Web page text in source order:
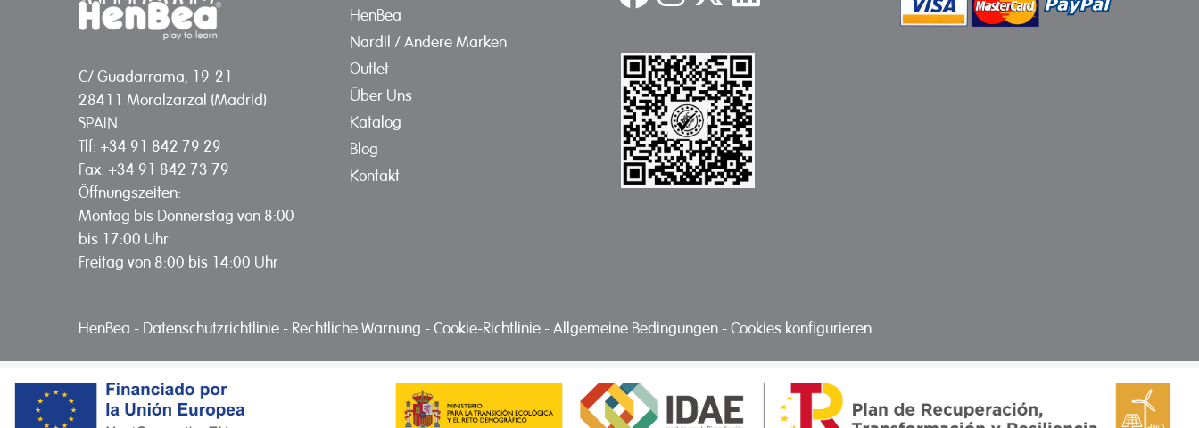
C/ Guadarrama, 19-21
28411 Moralzarzal (Madrid)
SPAIN
Tlf: +34 91 842 79 29
Fax: +34 91 842 73 79
Öffnungszeiten:
Montag bis Donnerstag von 8:00
bis 17:00 Uhr
Freitag von 8:00 bis 14:00 Uhr
HenBea
Nardil / Andere Marken
Outlet
Über Uns
Katalog
Blog
Kontakt
HenBea - Datenschutzrichtlinie - Rechtliche Warnung -Cookie-Richtlinie -Allgemeine Bedingungen -Cookies konfigurieren